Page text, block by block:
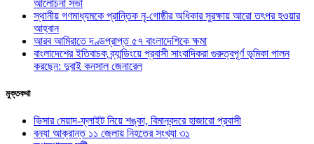
আলোচনা সভা
স্থানীয় গণমাধ্যমকে প্রান্তিক নৃ-গোষ্ঠীর অধিকার সুরক্ষায় আরো তৎপর হওয়ার
আহ্বান
আরব আমিরাতে দণ্ডপ্রাপ্ত ৫৭ বাংলাদেশিকে ক্ষমা
বাংলাদেশের ইতিবাচক ব্র্যান্ডিংয়ে প্রবাসী সাংবাদিকরা গুরুত্বপূর্ণ ভূমিকা পালন
করছেন: দুবাই কনসাল জেনারেল
মুক্তকথা
ভিসার মেয়াদ-ফ্লাইট নিয়ে শঙ্কা, বিমানবন্দরে হাজারো প্রবাসী
বন্যা আক্রান্ত ১১ জেলায় নিহতের সংখ্যা ৩১